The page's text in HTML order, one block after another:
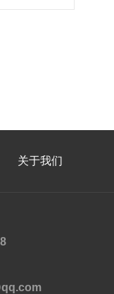
关于我们